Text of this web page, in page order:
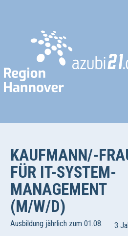
KAUFMANN/-
FÜR IT-SYSTEM-
MANAGEMENT
(M/W/D)
Ausbildung jährlich zum 01.08.
3